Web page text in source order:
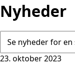
Nyheder
23. oktober 2023